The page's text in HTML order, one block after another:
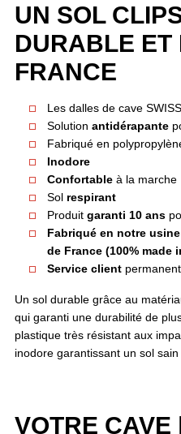
UN SOL
DURABLE ET
FRANCE
Les dalles de cave
Solution antidérapante
Fabriqué en
Inodore
Confortableà la marche
Sol respirant
Produit garanti 10 ans
Fabriqué en notre
de France (100% made
Service clientpermanent
Un sol durable grâce au
qui garanti une durabilité de
plastique très résistant aux
inodore garantissant un sol sain
VOTRE CAVE